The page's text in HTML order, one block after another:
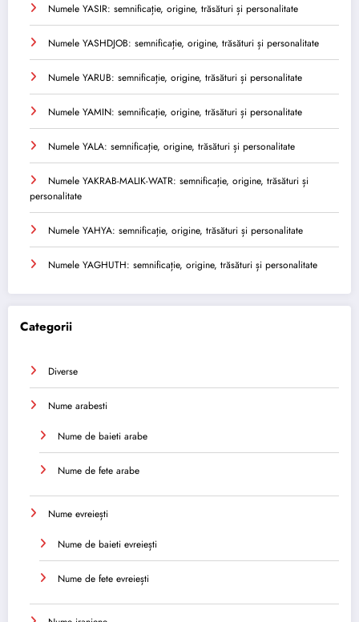
Numele YASIR: semnificație, origine, trăsături și personalitate
Numele YASHDJOB: semnificație, origine, trăsături și personalitate
Numele YARUB: semnificație, origine, trăsături și personalitate
Numele YAMIN: semnificație, origine, trăsături și personalitate
Numele YALA: semnificație, origine, trăsături și personalitate
Numele YAKRAB-MALIK-WATR: semnificație, origine, trăsături și
personalitate
Numele YAHYA: semnificație, origine, trăsături și personalitate
Numele YAGHUTH: semnificație, origine, trăsături și personalitate
Categorii
Diverse
Nume arabesti
Nume de baieti arabe
Nume de fete arabe
Nume evreiești
Nume de baieti evreiești
Nume de fete evreiești